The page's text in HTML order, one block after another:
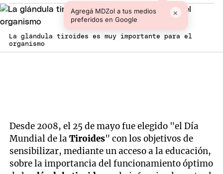
Agregá MDZol a tus medios
preferidos en Google
×
La glándula tiroides es muy importante para el
organismo
Desde 2008, el 25 de mayo fue elegido "el Día
Mundial de laTiroides" con los objetivos de
sensibilizar, mediante un acceso a la educación,
sobre la importancia del funcionamiento óptimo